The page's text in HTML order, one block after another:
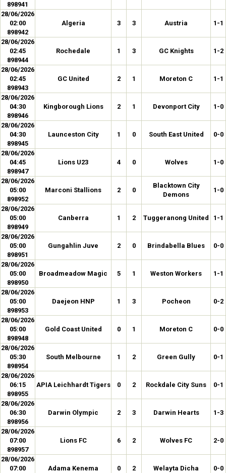
898941
28/06/2026
02:00
898942
Algeria 3 3 Austria 1-1
28/06/2026
02:45
898944
Rochedale 1 3 GC Knights 1-2
28/06/2026
02:45
898943
GC United 2 1 Moreton C 1-1
28/06/2026
04:30
898946
Kingborough Lions 2 1 Devonport City 1-0
28/06/2026
04:30
898945
Launceston City 1 0 South East United 0-0
28/06/2026
04:45
898947
Lions U23 4 0 Wolves 1-0
28/06/2026
05:00
898952
Marconi Stallions 2 0
Blacktown City
Demons
1-0
28/06/2026
05:00
898949
Canberra 1 2 Tuggeranong United 1-1
28/06/2026
05:00
898951
Gungahlin Juve 2 0 Brindabella Blues 0-0
28/06/2026
05:00
898950
Broadmeadow Magic 5 1 Weston Workers 1-1
28/06/2026
05:00
898953
Daejeon HNP 1 3 Pocheon 0-2
28/06/2026
05:00
898948
Gold Coast United 0 1 Moreton C 0-0
28/06/2026
05:30
898954
South Melbourne 1 2 Green Gully 0-1
28/06/2026
06:15
898955
APIA Leichhardt Tigers 0 2 Rockdale City Suns 0-1
28/06/2026
06:30
898956
Darwin Olympic 2 3 Darwin Hearts 1-3
28/06/2026
07:00
898957
Lions FC 6 2 Wolves FC 2-0
28/06/2026
07:00
Adama Kenema 0 2 Welayta Dicha 0-0